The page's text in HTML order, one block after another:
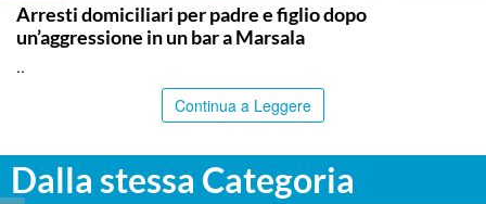
Arresti domiciliari per padre e figlio dopo
un’aggressione in un bar a Marsala
..
Continua a Leggere
Dalla stessa Categoria